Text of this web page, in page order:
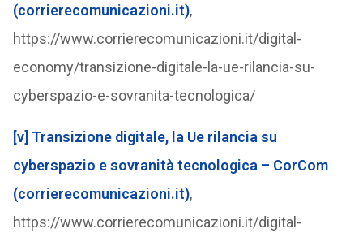
(corrierecomunicazioni.it),
https://www.corrierecomunicazioni.it/digital-
economy/transizione-digitale-la-ue-rilancia-su-
cyberspazio-e-sovranita-tecnologica/
[v] Transizione digitale, la Ue rilancia su
cyberspazio e sovranità tecnologica – CorCom
(corrierecomunicazioni.it),
https://www.corrierecomunicazioni.it/digital-